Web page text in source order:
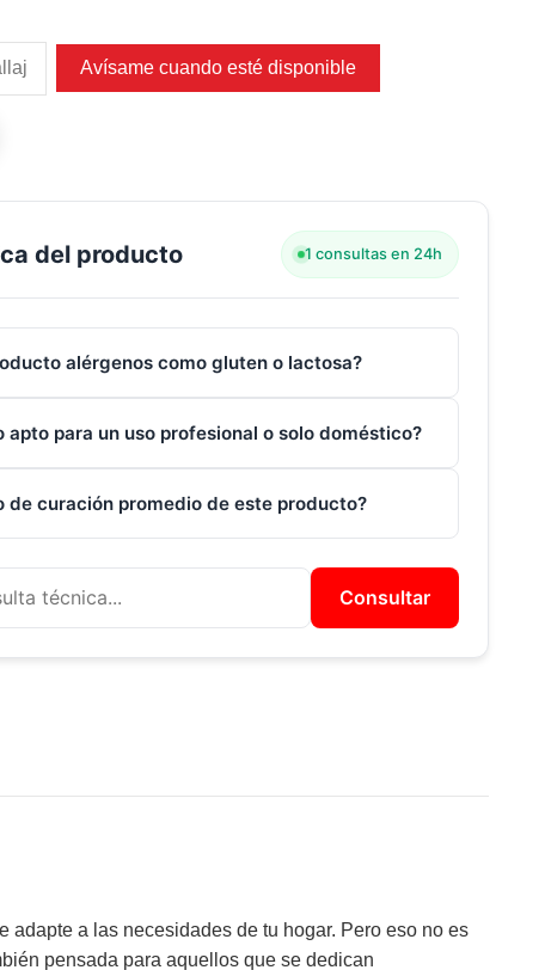
Avísame cuando esté disponible
del producto 1 consultas en 24h
alérgenos como gluten o lactosa?
apto para un uso profesional o solo doméstico?
de curación promedio de este producto?
Consultar
adapte a las necesidades de tu hogar. Pero eso no es
pensada para aquellos que se dedican